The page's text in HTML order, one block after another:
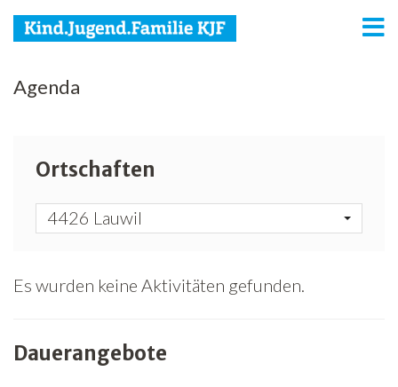
KJF
Media
Agenda
Spenden
Agenda
Ortschaften
4426 Lauwil
Es wurden keine Aktivitäten gefunden.
Dauerangebote